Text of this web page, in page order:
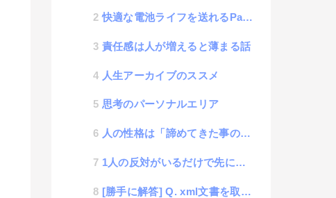
快適な電池ライフを送れるPanasonicの充電器(BQ-CCA3)
責任感は人が増えると薄まる話
人生アーカイブのススメ
思考のパーソナルエリア
人の性格は「諦めてきた事の蓄積」で決まる話
1人の反対がいるだけで先に進めない組織はオワコン
[勝手に解答] Q. xml文書を取り出して、解析したい